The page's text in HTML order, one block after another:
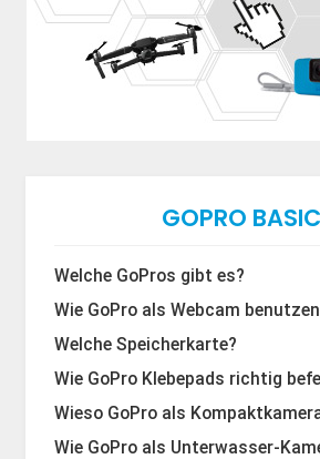
GOPRO
Welche GoPros gibt es?
Wie GoPro als Webcam
Welche Speicherkarte?
Wie GoPro Klebepads richtig
Wieso GoPro als
Wie GoPro als Unterwasser-